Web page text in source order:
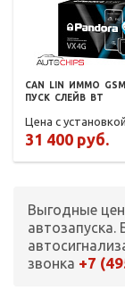
CAN LIN ИММО GSM
ПУСК СЛЕЙВ BT
Цена с установкой
31 400 руб.
Выгодные
звонка +7